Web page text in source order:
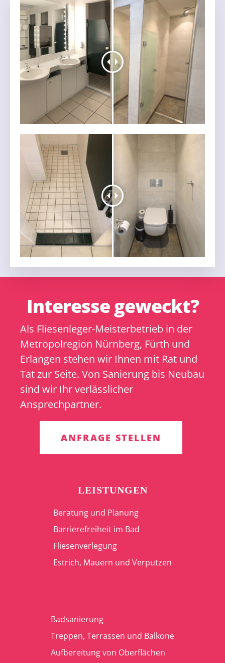
Interesse geweckt?
Als Fliesenleger-Meisterbetrieb in der
Metropolregion Nürnberg, Fürth und
Erlangen stehen wir Ihnen mit Rat und
Tat zur Seite. Von Sanierung bis Neubau
sind wir Ihr verlässlicher
Ansprechpartner.
ANFRAGE STELLEN
LEISTUNGEN
Beratung und Planung
Barrierefreiheit im Bad
Fliesenverlegung
Estrich, Mauern und Verputzen
Badsanierung
Treppen, Terrassen und Balkone
Aufbereitung von Oberflächen